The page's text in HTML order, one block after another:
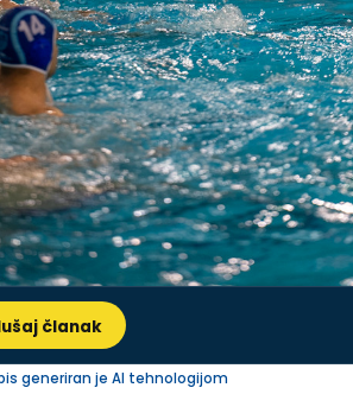
članak
generiran je AI tehnologijom